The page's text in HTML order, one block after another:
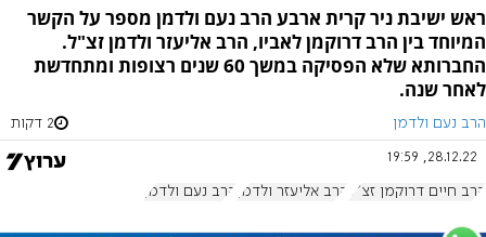
ראש ישיבת ניר קרית ארבע הרב נעם ולדמן מספר על הקשר
המיוחד בין הרב דרוקמן לאביו, הרב אליעזר ולדמן זצ"ל.
החברותא שלא הפסיקה במשך 60 שנים רצופות ומתחדשת
לאחר שנה.
הרב נעם ולדמן 2 דקות
28.12.22, 19:59
הרב חיים דרוקמן זצ"ל הרב אליעזר ולדמן הרב נעם ולדמן